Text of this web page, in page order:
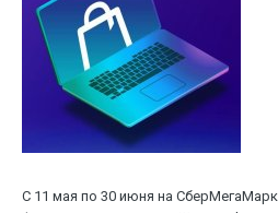
С 11 мая по 30 июня на